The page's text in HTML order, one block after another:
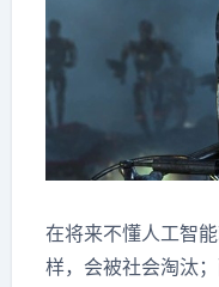
在将来不懂人工智
样，会被社会淘汰